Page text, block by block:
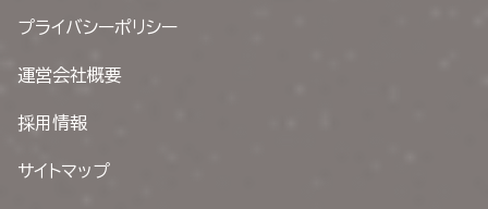
プライバシーポリシー
運営会社概要
採用情報
サイトマップ